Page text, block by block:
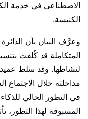
الاصطناعي في خدمة
الكنيسة.
وعرَّف البيان بأن الدائرة
المتكاملة قد كُلفت
لنشاطها. وقد سلط عميد
مداخلته خلال الاجتماع
في التطور الحالي
المسبوقة لهذا التطور،